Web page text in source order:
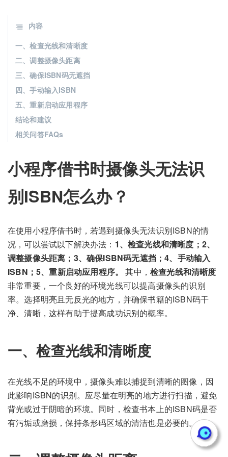
小程序借书时摄像头无法识
别ISBN怎么办？
在使用小程序借书时，若遇到摄像头无法识别ISBN的情
况，可以尝试以下解决办法： 1、检查光线和清晰度；2、
调整摄像头距离；3、确保ISBN码无遮挡；4、手动输入
ISBN；5、重新启动应用程序。
其中，检查光线和清晰度
非常重要，一个良好的环境光线可以提高摄像头的识别
率。选择明亮且无反光的地方，并确保书籍的ISBN码干
净、清晰，这样有助于提高成功识别的概率。
一、检查光线和清晰度
在光线不足的环境中，摄像头难以捕捉到清晰的图像，因
此影响ISBN的识别。应尽量在明亮的地方进行扫描，避免
背光或过于阴暗的环境。同时，检查书本上的ISBN码是否
有污垢或磨损，保持条形码区域的清洁也是必要的。
内容
一、检查光线和清晰度
二、调整摄像头距离
三、确保ISBN码无遮挡
四、手动输入ISBN
五、重新启动应用程序
结论和建议
相关问答FAQs